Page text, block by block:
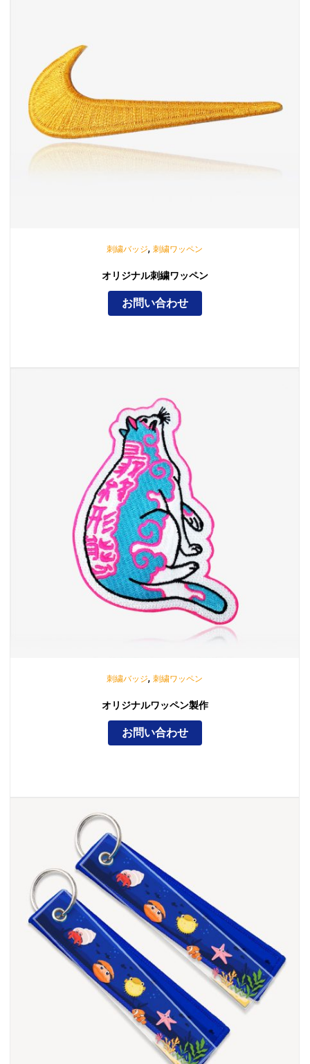
刺繍バッジ, 刺繍ワッペン
オリジナル刺繍ワッペン
お問い合わせ
刺繍バッジ, 刺繍ワッペン
オリジナルワッペン製作
お問い合わせ